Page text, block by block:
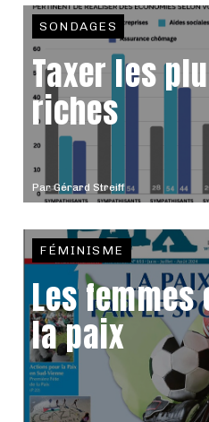
ParGérard Streiff
SONDAGES
Taxer les
riches
FÉMINISME
Les femmes
la paix